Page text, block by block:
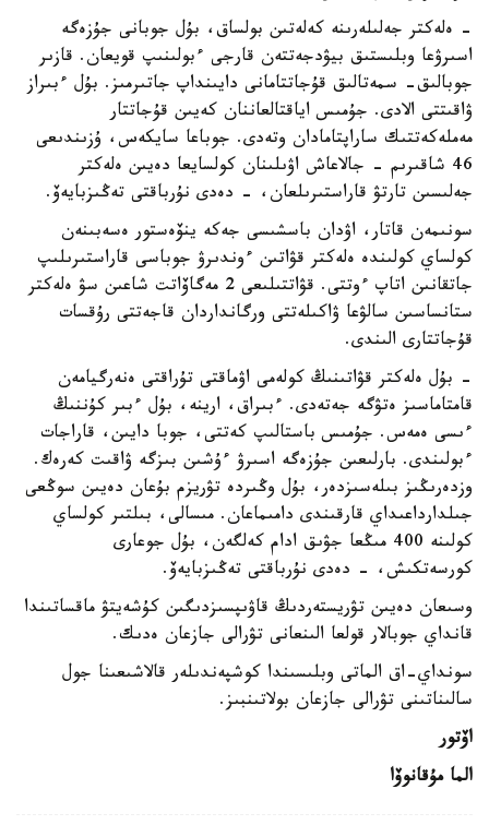
- ەلەكتر جەلىلەرىنە كەلەتىن بولساق، بۇل جوبانى جۇزەگە
اسىرۋعا وبلىستىق بيۋدجەتتەن قارجى ءبولىنىپ قويعان. قازىر
جوبالىق- سمەتالىق قۇجاتتامانى دايىنداپ جاتىرمىز. بۇل ءبىراز
ۋاقىتتى الادى. جۇمىس اياقتالعاننان كەيىن قۇجاتتار
مەملەكەتتىك ساراپتامادان وتەدى. جوباعا سايكەس، ۇزىندىعى
46 شاقىرىم - جالاعاش اۋىلىنان كولسايعا دەيىن ەلەكتر
جەلىسىن تارتۋ قاراستىرىلعان، - دەدى نۇرباقتى تەڭىزبايەۆ.
سونىمەن قاتار، اۋدان باسشىسى جەكە ينۆەستور ەسەبىنەن
كولساي كولىندە ەلەكتر قۋاتىن ءوندىرۋ جوباسى قاراستىرىلىپ
جاتقانىن اتاپ ءوتتى. قۋاتتىلىعى 2 مەگاۆاتت شاعىن سۋ ەلەكتر
ستانساسىن سالۋعا ۋاكىلەتتى ورگانداردان قاجەتتى رۇقسات
قۇجاتتارى الىندى.
- بۇل ەلەكتر قۋاتىنىڭ كولەمى اۋماقتى تۇراقتى ەنەرگيامەن
قامتاماسىز ەتۋگە جەتەدى. ءبىراق، ارينە، بۇل ءبىر كۇننىڭ
ءىسى ەمەس. جۇمىس باستالىپ كەتتى، جوبا دايىن، قاراجات
ءبولىندى. بارلىعىن جۇزەگە اسىرۋ ءۇشىن بىزگە ۋاقىت كەرەك.
وزدەرىڭىز بىلەسىزدەر، بۇل وڭىردە تۋريزم بۇعان دەيىن سوڭعى
جىلدارداعىداي قارقىندى دامىماعان. مىسالى، بىلتىر كولساي
كولىنە 400 مىڭعا جۋىق ادام كەلگەن، بۇل جوعارى
كورسەتكىش، - دەدى نۇرباقتى تەڭىزبايەۆ.
وسىعان دەيىن تۋريستەردىڭ قاۋىپسىزدىگىن كۇشەيتۋ ماقساتىندا
قانداي جوبالار قولعا الىنعانى تۋرالى جازعان ەدىك.
سونداي-اق الماتى وبلىسىندا كوشپەندىلەر قالاشىعىنا جول
سالىناتىنى تۋرالى جازعان بولاتىنبىز.
اۆتور
الما مۇقانوۆا